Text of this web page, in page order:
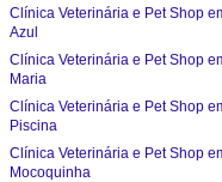
Clínica Veterinária e Pet Shop
Azul
Clínica Veterinária e Pet Shop
Maria
Clínica Veterinária e Pet Shop
Piscina
Clínica Veterinária e Pet Shop
Mocoquinha